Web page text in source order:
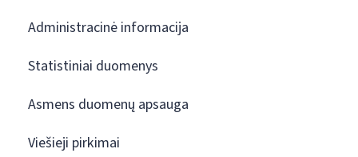
Administracinė informacija
Statistiniai duomenys
Asmens duomenų apsauga
Viešieji pirkimai